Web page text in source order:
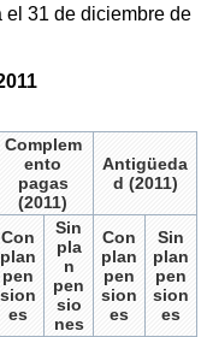
el 31 de diciembre de
Complem
ento
pagas
(2011)
Antigüeda
d (2011)
Con
plan
pen
sion
es
Sin
pla
n
pen
sio
nes
Con
plan
pen
sion
es
Sin
plan
pen
sion
es